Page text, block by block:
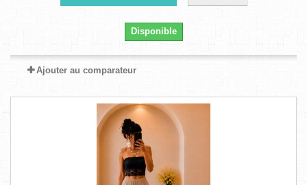
Disponible
Ajouter au comparateur